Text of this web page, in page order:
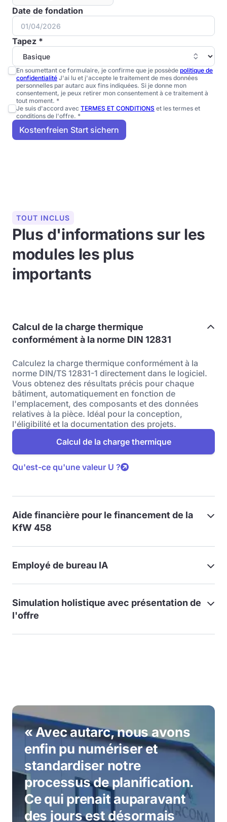
Date de fondation
Tapez *
En soumettant ce formulaire, je confirme que je possède politique de
confidentialité J'ai lu et j'accepte le traitement de mes données
personnelles par autarc aux fins indiquées. Si je donne mon
consentement, je peux retirer mon consentement à ce traitement à
tout moment. *
Je suis d'accord avec TERMES ET CONDITIONS et les termes et
conditions de l'offre. *
TOUT INCLUS
Plus d'informations sur les
modules les plus
importants
Calcul de la charge thermique
conformément à la norme DIN 12831
Calculez la charge thermique conformément à la
norme DIN/TS 12831-1 directement dans le logiciel.
Vous obtenez des résultats précis pour chaque
bâtiment, automatiquement en fonction de
l'emplacement, des composants et des données
relatives à la pièce. Idéal pour la conception,
l'éligibilité et la documentation des projets.
Calcul de la charge thermique
Qu'est-ce qu'une valeur U ?
Aide financière pour le financement de la
KfW 458
Employé de bureau IA
Simulation holistique avec présentation de
l'offre
« Avec autarc, nous avons
enfin pu numériser et
standardiser notre
processus de planification.
Ce qui prenait auparavant
des jours est désormais